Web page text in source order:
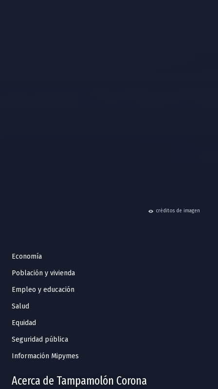
hide
créditos de imagen
Economía
Población y vivienda
Empleo y educación
Salud
Equidad
Seguridad pública
Información Mipymes
Acerca de Tampamolón Corona